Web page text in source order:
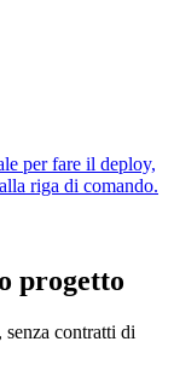
per fare il deploy,
riga di comando.
progetto
contratti di